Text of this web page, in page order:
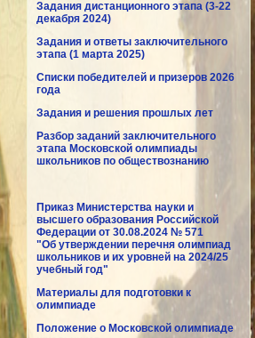
Задания дистанционного этапа (3-22
декабря 2024)
Задания и ответы заключительного
этапа (1 марта 2025)
Списки победителей и призеров 2026
года
Задания и решения прошлых лет
Разбор заданий заключительного
этапа Московской олимпиады
школьников по обществознанию
Приказ Министерства науки и
высшего образования Российской
Федерации от 30.08.2024 № 571
"Об утверждении перечня олимпиад
школьников и их уровней на 2024/25
учебный год"
Материалы для подготовки к
олимпиаде
Положение о Московской олимпиаде